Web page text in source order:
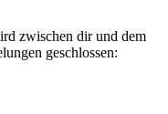
zwischen dir und dem
geschlossen: